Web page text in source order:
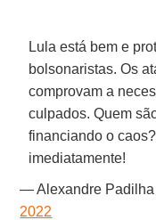
Lula está bem e
bolsonaristas. Os
comprovam a
culpados. Quem
financiando o
imediatamente!
— Alexandre
2022